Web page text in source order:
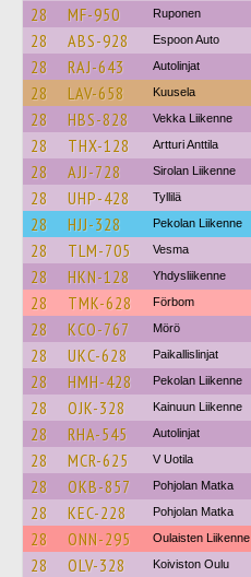
28 MF-950 Ruponen
28 ABS-928 Espoon Auto
28 RAJ-643 Autolinjat
28 LAV-658 Kuusela
28 HBS-828 Vekka Liikenne
28 THX-128 Artturi Anttila
28 AJJ-728 Sirolan Liikenne
28 UHP-428 Tyllilä
28 HJJ-328 Pekolan Liikenne
28 TLM-705 Vesma
28 HKN-128 Yhdysliikenne
28 TMK-628 Förbom
28 KCO-767 Mörö
28 UKC-628 Paikallislinjat
28 HMH-428 Pekolan Liikenne
28 OJK-328 Kainuun Liikenne
28 RHA-545 Autolinjat
28 MCR-625 V Uotila
28 OKB-857 Pohjolan Matka
28 KEC-228 Pohjolan Matka
28 ONN-295 Oulaisten Liikenne
28 OLV-328 Koiviston Oulu